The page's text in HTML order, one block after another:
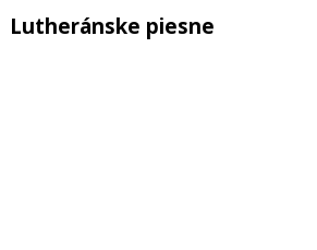
Lutheránske piesne